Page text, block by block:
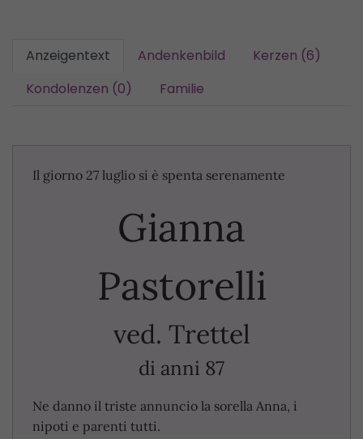
Anzeigentext Andenkenbild
Kerzen (6)
Kondolenzen (0)
Familie
Il giorno 27 luglio si è spenta serenamente
Gianna
Pastorelli
ved. Trettel
di anni 87
Ne danno il triste annuncio la sorella Anna, i
nipoti e parenti tutti.